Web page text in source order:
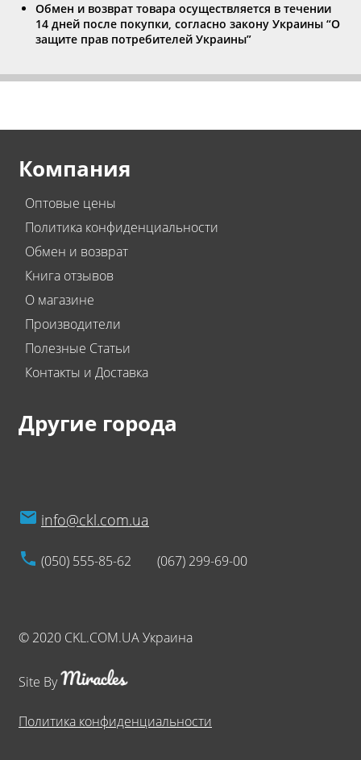
Обмен и возврат товара осуществляется в течении
14 дней после покупки, согласно закону Украины “О
защите прав потребителей Украины”
Компания
Оптовые цены
Политика конфиденциальности
Обмен и возврат
Книга отзывов
О магазине
Производители
Полезные Статьи
Контакты и Доставка
Другие города
info@ckl.com.ua
(050) 555-85-62 (067) 299-69-00
© 2020 CKL.COM.UA Украина
Site By
Политика конфиденциальности